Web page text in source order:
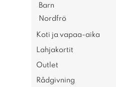
Barn
Nordfrö
Koti ja vapaa-aika
Lahjakortit
Outlet
Rådgivning